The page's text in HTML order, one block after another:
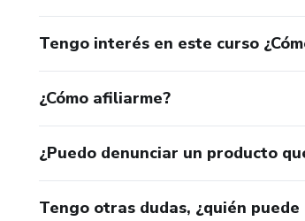
Tengo interés en este curso
¿Cómo afiliarme?
¿Puedo denunciar un producto
Tengo otras dudas, ¿quién